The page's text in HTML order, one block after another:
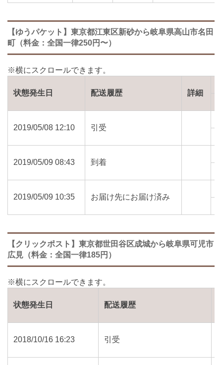
【ゆうパケット】東京都江東区新砂から岐阜県高山市名田
町（料金：全国一律250円〜）
状態発生日 配送履歴 詳細
2019/05/08 12:10 引受
2019/05/09 08:43 到着
2019/05/09 10:35 お届け先にお届け済み
【クリックポスト】東京都世田谷区成城から岐阜県可児市
広見（料金：全国一律185円）
状態発生日 配送履歴
2018/10/16 16:23 引受